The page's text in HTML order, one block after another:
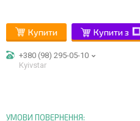
Купити Купити з
+380 (98) 295-05-10
Kyivstar